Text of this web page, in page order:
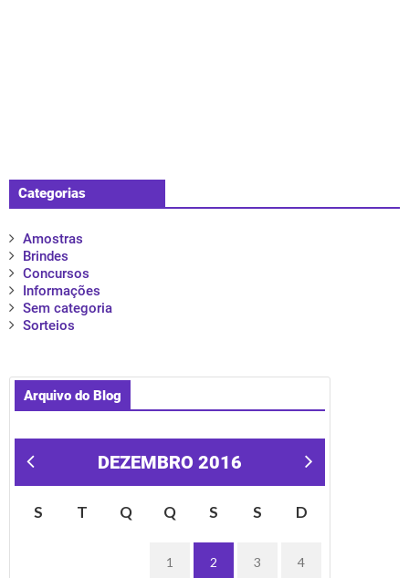
Categorias
Amostras
Brindes
Concursos
Informações
Sem categoria
Sorteios
Arquivo do Blog
DEZEMBRO 2016
S T Q Q S S D
« nov jan »
1 2 3 4